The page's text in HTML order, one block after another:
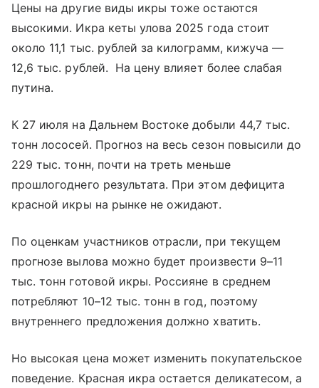
Цены на другие виды икры тоже остаются
высокими. Икра кеты улова 2025 года стоит
около 11,1 тыс. рублей за килограмм, кижуча —
12,6 тыс. рублей. На цену влияет более слабая
путина.
К 27 июля на Дальнем Востоке добыли 44,7 тыс.
тонн лососей. Прогноз на весь сезон повысили до
229 тыс. тонн, почти на треть меньше
прошлогоднего результата. При этом дефицита
красной икры на рынке не ожидают.
По оценкам участников отрасли, при текущем
прогнозе вылова можно будет произвести 9–11
тыс. тонн готовой икры. Россияне в среднем
потребляют 10–12 тыс. тонн в год, поэтому
внутреннего предложения должно хватить.
Но высокая цена может изменить покупательское
поведение. Красная икра остается деликатесом, а